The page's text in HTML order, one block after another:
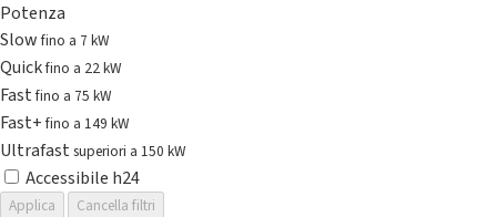
Potenza
Slowfino a 7 kW
Quickfino a 22 kW
Fastfino a 75 kW
Fast+fino a 149 kW
Ultrafast superiori a 150 kW
Accessibile h24
Applica
Cancella filtri